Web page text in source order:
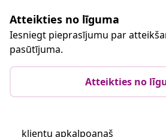
Atteikties no līguma
Iesniegt pieprasījumu par
pasūtījuma.
Atteikties no
klientu apkalpoanaš